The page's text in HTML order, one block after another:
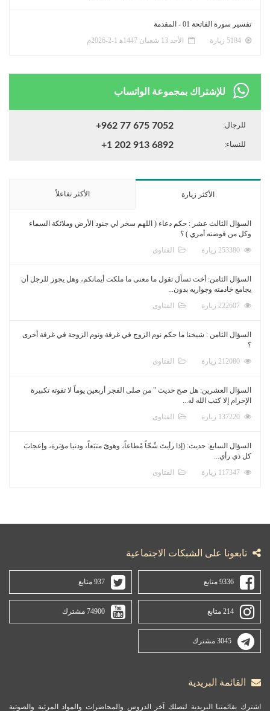
تفسير سورة الفاتحة 01 - المقدمة
الأحد 13 شعبان 1447ﻫ 1-2-2026م
للإشتراك بمجموعة الواتساب
للرجال: +962 77 675 7052
للنساء: +1 202 913 6892
الأكثر زيارة الأكثر تفاعلاً
السؤال الثالث عشر : حكم دعاء ( اللهم سخر لي جنود الأرض وملائكة السماء
وكل من فوضته أمري ) ؟
الفتاوى
السؤال الثامن: أخت تسأل تقول ما معنى ما ملكت أيمانكم، وهل يجوز للرجل أن
يجامع خادمته وجواريه بدون...
الفتاوى
السؤال الثامن : شيخنا ما حكم نوم الزوج في غرفة ونوم الزوجة في غرفة أخرى
؟
الفتاوى
السؤال العشرين: هل صح حديث " من صلى الفجر أربعين يوماً لا تفوته تكبيرة
الإحرام إلا كتب الله له...
الفتاوى
السؤال السابع: حديث: (إذا رأيتَ شُحّاً مُطاعاً، وهوىً متبَعاً، ودنيا مؤثرة، وإعجابَ
كل ذي رأي...
الفتاوى
تابعونا على الشبكات الاجتماعية
9336 متابع 937 متابع
214 متابع 74900 مشترك
3045 مشترك
القائمة البريدية
اشترك بقائمتنا البريدية لتصلك آخر الدروس والمحاضرات والمواد المرئية والصوتية